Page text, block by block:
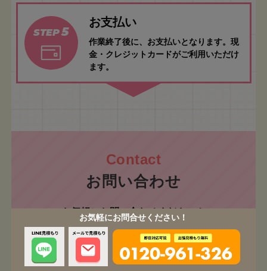
お気軽にお問合せください！
STEP5
お支払い
作業終了後に、お支払いとなります。現
金・クレジットカードがご利用いただけ
ます。
お問い合わせ
お気軽にお問い合わせください！
ご相談・お見積もり無料です！